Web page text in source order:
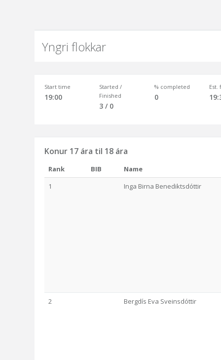
Yngri flokkar
Start time
19:00
Started /
Finished
3 / 0
% completed
0
Est.
Konur 17 ára til 18 ára
Rank BIB
Name
1
Inga Birna Benediktsdóttir
2 Bergdís Eva Sveinsdóttir